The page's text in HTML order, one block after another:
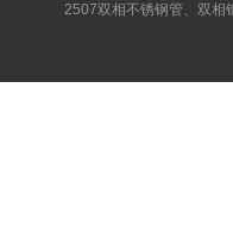
2507双相不锈钢管、双相